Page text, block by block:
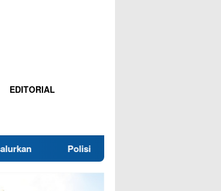
EDITORIAL
Polisi Dalami Dugaan Pelecehan Pancasila di